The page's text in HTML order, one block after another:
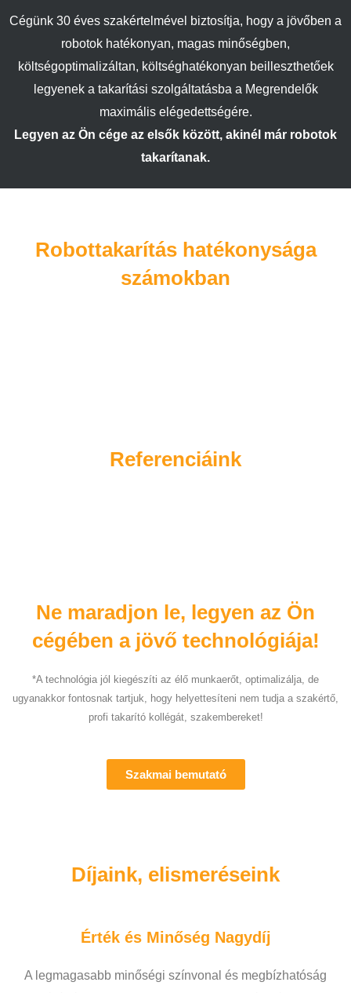
Cégünk 30 éves szakértelmével biztosítja, hogy a jövőben a
robotok hatékonyan, magas minőségben,
költségoptimalizáltan, költséghatékonyan beilleszthetőek
legyenek a takarítási szolgáltatásba a Megrendelők
maximális elégedettségére.
Legyen az Ön cége az elsők között, akinél már robotok
takarítanak.
Robottakarítás hatékonysága
számokban
Referenciáink
Ne maradjon le, legyen az Ön
cégében a jövő technológiája!
*A technológia jól kiegészíti az élő munkaerőt, optimalizálja, de
ugyanakkor fontosnak tartjuk, hogy helyettesíteni nem tudja a szakértő,
profi takarító kollégát, szakembereket!
Szakmai bemutató
Díjaink, elismeréseink
Érték és Minőség Nagydíj
A legmagasabb minőségi színvonal és megbízhatóság